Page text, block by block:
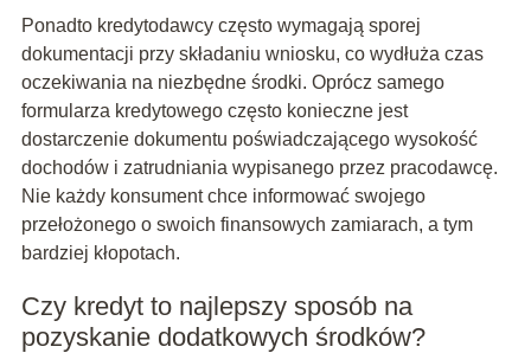
Ponadto kredytodawcy często wymagają sporej
dokumentacji przy składaniu wniosku, co wydłuża czas
oczekiwania na niezbędne środki. Oprócz samego
formularza kredytowego często konieczne jest
dostarczenie dokumentu poświadczającego wysokość
dochodów i zatrudniania wypisanego przez pracodawcę.
Nie każdy konsument chce informować swojego
przełożonego o swoich finansowych zamiarach, a tym
bardziej kłopotach.
Czy kredyt to najlepszy sposób na
pozyskanie dodatkowych środków?